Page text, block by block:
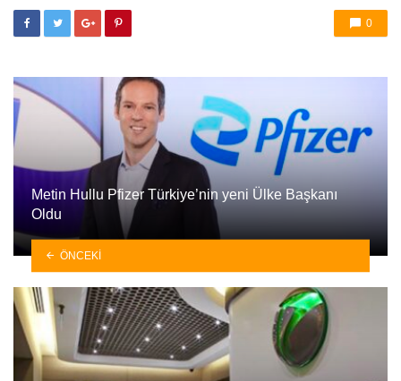
0
Metin Hullu Pfizer Türkiye’nin yeni Ülke Başkanı
Oldu
ÖNCEKI